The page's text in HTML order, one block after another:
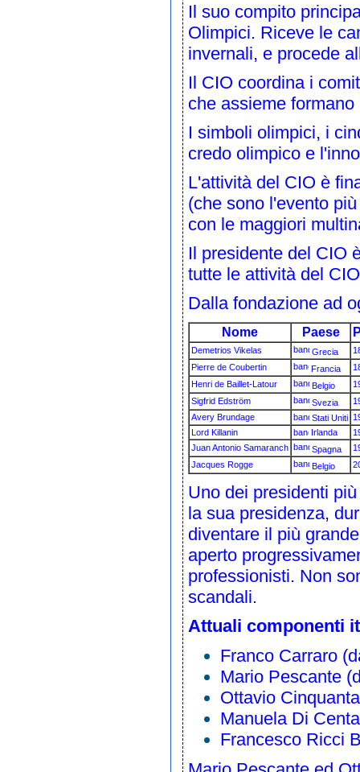
Il suo compito
Olimpici. Riceve le
invernali, e procede
Il CIO coordina i
che assieme
I simboli olimpici, i
credo olimpico e l'
L'attività del CIO è
(che sono l'evento
con le maggiori
Il presidente del CIO
tutte le attività del
Dalla fondazione ad
Nome Paese
Demetrios Vikelas Grecia
Pierre de Coubertin
Francia
Henri de Baillet-Latour
Belgio
Sigfrid Edström
Svezia
Avery Brundage
Stati Uniti
Lord Killanin
Irlanda
Juan Antonio Samaranch
Spagna
Jacques Rogge
Belgio
Uno dei presidenti
la sua presidenza,
diventare il più
aperto
professionisti. Non
scandali.
Attuali componenti
Franco Carraro
Mario Pescante
Ottavio Cinquanta
Manuela Di Centa
Francesco Ricci